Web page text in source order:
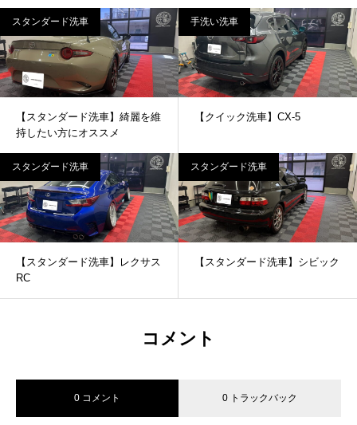
スタンダード洗車
【スタンダード洗車】綺麗を維
持したい方にオススメ
手洗い洗車
【クイック洗車】CX-5
スタンダード洗車
【スタンダード洗車】レクサス
RC
スタンダード洗車
【スタンダード洗車】シビック
コメント
0 コメント 0 トラックバック